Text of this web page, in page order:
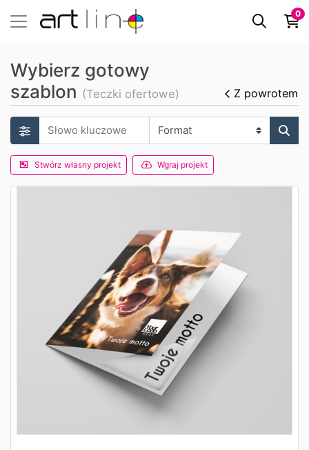
0
Wybierz gotowy
szablon (Teczki ofertowe) Z powrotem
Stwórz własny projekt Wgraj projekt